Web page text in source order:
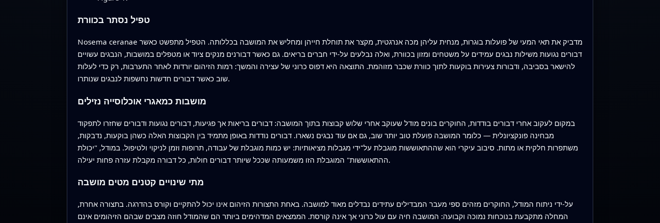
טפיל נסתר בכוורת
Nosema ceranae מדביק את תאי המעי של פועלות בוגרות, מנחית עליהן מכה אנרגטית, מקצר את תוחלת חייהן ומחליש את המושבה בכללותה. הטפיל מתפשט כאשר
דבורים נגועות משילות נבגים עמידים על משטחים ומזון בכוורת, ואלה נבלעים על‑ידי חברים בריאים. גם כאשר דבורנים מנקים ציוד או מטפלים במושבות, הנבגים עשויים
להישאר בסביבה, ודבורות צעירות בוקעות לתוך כוורת שכבר מזוהמת. התוצאה היא דפוס כרוני של עצירה והמשך: רמות הזיהום יורדות לאחר התערבות, רק כדי לעלות
שוב כאשר דבורים חדשות נחשפות לנבגים שנותרו.
מושבות כמאגרי אוכלוסייה נזילים
במקום לעקוב אחרי דבורים בודדות, החוקרים בונים מודל שעוקב אחרי שלוש קבוצות בתוך המושבה: דבורים בריאות אך פגיעות, דבורים נגועות ודבורים שחזרו לתפקוד
מבחינה פונקציונלית — כלומר המושבה פועלת טוב יותר שוב, גם אם עוד נבגים נשארו. דבורים נודדות באופן מתמיד בין הקבוצות האלה כשהן בוקעות, נדבקות,
משתפרות חלקית או מתות. סיבוב עיקרי הוא שההתאוששות מוגבלת על־ידי מגבלות מציאותיות: יש כמות מוגבלת של עבודה, תרופות וזמן לניקוי ולטיפול. במודל, "יכולת
ההתאוששות" המוגבלת הזו משמעותה שככל שיותר דבורים חולות, כל דבורה מקבלת עזרה פחות יעילה.
מתי שינויים קטנים מטים מושבה
על‑ידי ניתוח המודל, החוקרים מזהים ספי מעבר המבדילים עתידים נבדלים מאוד למושבה. באחת התצורות הזיהום אינו יכול להתקיים וקורס בהדרגה. בתצורה אחרת,
המחלה מתקבעת בנוכחות נמוכה וקבועה: המושבה חיה עם עול כרוני אך אינה קורסת. הממצאים המדהימים ביותר הם שהמודל חוזה מצבים שבהם הזיהומים אינם